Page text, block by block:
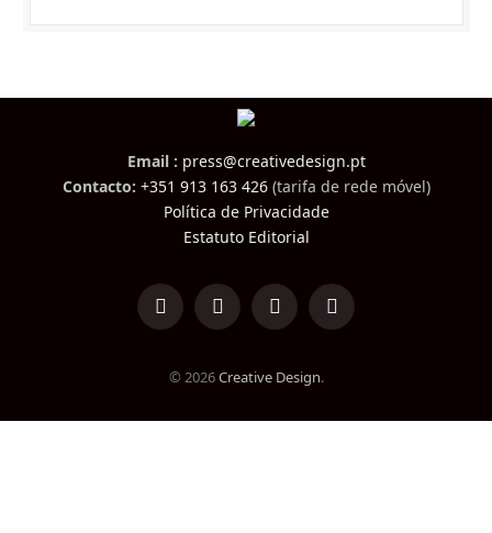
Email : press@creativedesign.pt
Contacto: +351 913 163 426(tarifa de rede móvel)
Política de Privacidade
Estatuto Editorial
LinkedInFacebookInstagramTikTok
© 2026Creative Design.